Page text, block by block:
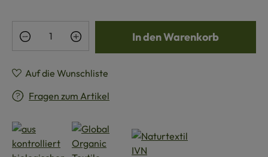
Produkt Anzahl: Gib den gewünschten
In den Warenkorb
Auf die Wunschliste
Fragen zum Artikel